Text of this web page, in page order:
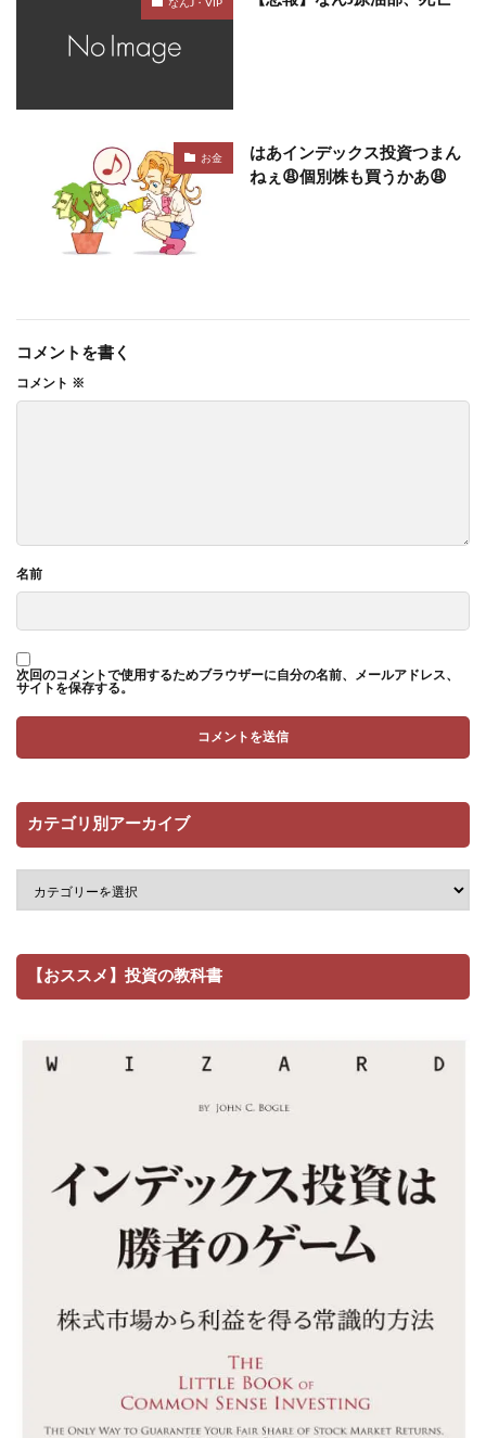
なんJ・VIP
お金
はあインデックス投資つまん
ねぇ😩個別株も買うかあ😩
コメントを書く
コメント ※
名前
次回のコメントで使用するためブラウザーに自分の名前、メールアドレス、
サイトを保存する。
カテゴリ別アーカイブ
【おススメ】投資の教科書